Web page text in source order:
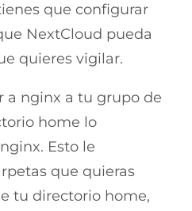
que configurar
NextCloud pueda
quieres vigilar.
a nginx a tu grupo de
home lo
Esto le
que quieras
tu directorio home,